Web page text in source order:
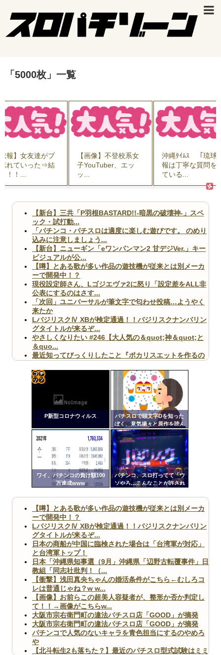
「 5000枚 」 一覧
報】女友達がブ
れていった⇒結
！！...
【画像】不登校系女
子YouTuber、エッ
ッ...
沖縄ﾀｲﾑｽ 「琉球
報は丁寧な質問を
ている...
【新台】三共「P羽根BASTARD!!-暗黒の破壊神-」スペ
ック・試打動...
「パチンコ・パチスロは適度に楽しむ遊びです。 のめり
込みに注意しましょう...
【新台】ニューギン「eワンパンマン2 甘デジVer.」キー
ビジュアルが公...
【噂】とある歌が多い作品の遊技機が従来とは別メーカ
ーで開発中！？
現役設定師さん、Lゴジエヴァ2に怒り「設定差をALL非
公表にするのはさす...
「次回」ユニバーサルが筆文字で匂わせ投稿…ようやく
来たか
LバジリスクⅣ XBが検定通過！！バジリスクナンバリン
グタイトルが来るぞ...
やさしくなりたい #246【大人気の＆quot;神＆quot;と
＆quo...
最近知ってびっくりしたこと『ポカリスエットを作るの
【ヤバ杉】日本の無車検車「実は俺たち20万台も走って
ますｗ」←これどうす...
【閲覧注意】俺が近くにいると機械が壊れるんだけどさ
【画像】ペプシコーラ社、「こういうのでいいんだよ」
な新商品を発売
Powered by livedoor 相互RSS
P新型コロナウィルス
パチスロで頭文字Dを知った
ぼく、意気揚々と原作を読ん
だら第一話からなつきがパパ
活してて困惑
ワイ、パチンコの負け額100
万達成www
パチンコ、スロ打ってて「ウ
ソやろ…こんなことが許され
こと
定リ
ンク
更新
ツー
【噂】とある歌が多い作品の遊技機が従来とは別メーカ
ーで開発中！？
LバジリスクⅣ XBが検定通過！！バジリスクナンバリン
グタイトルが来るぞ...
日本の商船が中国に臨検された場合は「台湾軍が対応」
と台湾軍トップ！
日本「沖縄県知事選（9月」沖縄県「辺野古転覆事件」日
教組「同志社批判！（...
【衝撃】浅田真央ちゃんの婚活条件がこちら←むしろコ
レは普通じゃね？w w...
【画像】お前らこの超美人容疑者が、整形か否か判定し
て！！→画像がこちらw...
大阪市宗右衛門町の違法パチスロ店「GOOD」が摘発
大阪市宗右衛門町の違法パチスロ店「GOOD」が摘発
パチンコで人気のないキャラを青色担当にするのやめろ
や
【北斗転生2も落ちた？】最近のパチスロ型式試験はミミ